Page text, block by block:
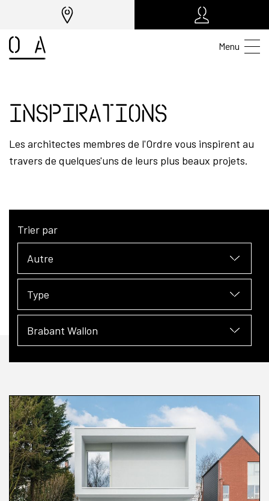
Menu
Inspirations
Les architectes membres de l'Ordre vous inspirent au
travers de quelques'uns de leurs plus beaux projets.
Trier par
Autre
Type
Brabant Wallon